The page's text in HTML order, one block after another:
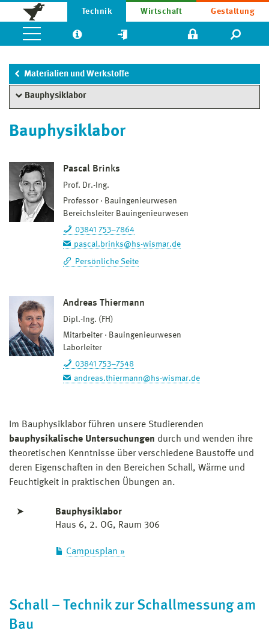
Technik Wirtschaft Gestaltung
Materialien und Werkstoffe
Bauphysiklabor
Bauphysiklabor
Pascal Brinks
Prof. Dr.-Ing.
Professor
Bauingenieurwesen
Bereichsleiter Bauingenieurwesen
03841 753–7864
pascal.brinks@hs-wismar.de
Persönliche Seite
Andreas Thiermann
Dipl.-Ing. (FH)
Mitarbeiter
Bauingenieurwesen
Laborleiter
03841 753–7548
andreas.thiermann@hs-wismar.de
Im Bauphysiklabor führen unsere Studierenden
bauphysikalische Untersuchungen durch und wenden ihre
theoretischen Kenntnisse über verschiedene Baustoffe und
deren Eigenschaften in den Bereichen Schall, Wärme und
Feuchtigkeit in praktischen Übungen an.
➤
Bauphysiklabor
Haus 6, 2. OG, Raum 306
Campusplan »
Schall – Technik zur Schallmessung am
Bau